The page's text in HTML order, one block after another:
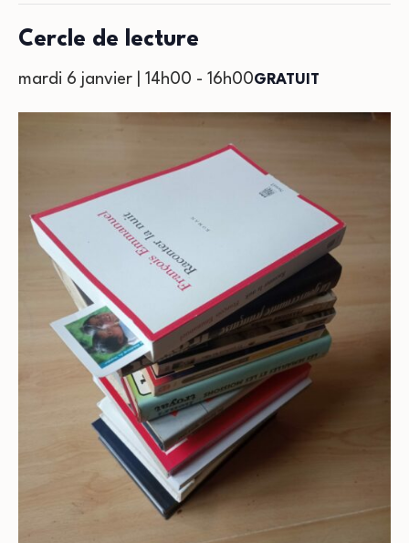
Cercle de lecture
mardi 6 janvier | 14h00 - 16h00GRATUIT